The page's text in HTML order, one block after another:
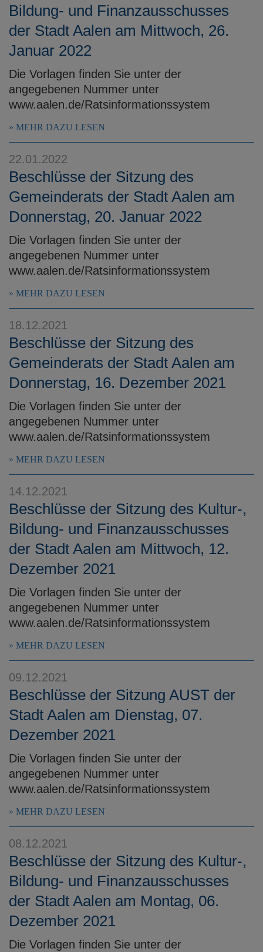
Bildung- und Finanzausschusses
der Stadt Aalen am Mittwoch, 26.
Januar 2022
Die Vorlagen finden Sie unter der
angegebenen Nummer unter
www.aalen.de/Ratsinformationssystem
MEHR DAZU LESEN
22.01.2022
Beschlüsse der Sitzung des
Gemeinderats der Stadt Aalen am
Donnerstag, 20. Januar 2022
Die Vorlagen finden Sie unter der
angegebenen Nummer unter
www.aalen.de/Ratsinformationssystem
MEHR DAZU LESEN
18.12.2021
Beschlüsse der Sitzung des
Gemeinderats der Stadt Aalen am
Donnerstag, 16. Dezember 2021
Die Vorlagen finden Sie unter der
angegebenen Nummer unter
www.aalen.de/Ratsinformationssystem
MEHR DAZU LESEN
14.12.2021
Beschlüsse der Sitzung des Kultur-,
Bildung- und Finanzausschusses
der Stadt Aalen am Mittwoch, 12.
Dezember 2021
Die Vorlagen finden Sie unter der
angegebenen Nummer unter
www.aalen.de/Ratsinformationssystem
MEHR DAZU LESEN
09.12.2021
Beschlüsse der Sitzung AUST der
Stadt Aalen am Dienstag, 07.
Dezember 2021
Die Vorlagen finden Sie unter der
angegebenen Nummer unter
www.aalen.de/Ratsinformationssystem
MEHR DAZU LESEN
08.12.2021
Beschlüsse der Sitzung des Kultur-,
Bildung- und Finanzausschusses
der Stadt Aalen am Montag, 06.
Dezember 2021
Die Vorlagen finden Sie unter der